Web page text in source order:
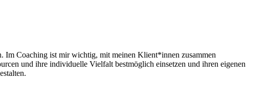
Im Coaching ist mir wichtig, mit meinen Klient*innen zusammen
und ihre individuelle Vielfalt bestmöglich einsetzen und ihren eigenen